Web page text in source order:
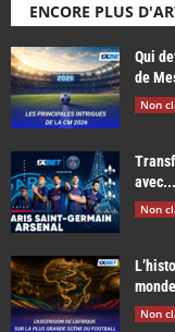
ENCORE PLUS
Qui
de
Non
avec...
Non
Non